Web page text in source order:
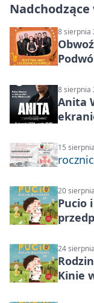
8 sierpnia
8 sierpnia
Anita
15
20
Pucio
24
Kinie